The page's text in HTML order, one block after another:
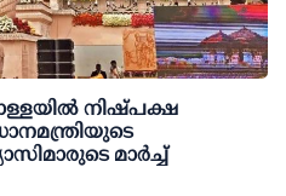
നിഷ്പക്ഷ
മാര്‍ച്ച്